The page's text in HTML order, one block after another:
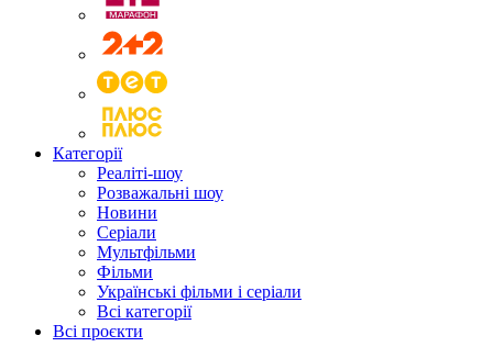
Категорії
Реаліті-шоу
Розважальні шоу
Новини
Серіали
Мультфільми
Фільми
Українські фільми і серіали
Всі категорії
Всі проєкти